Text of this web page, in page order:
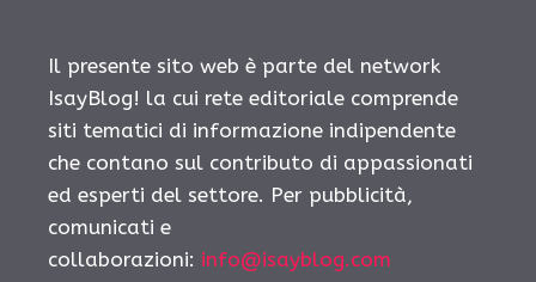
Il presente sito web è parte del network
IsayBlog! la cui rete editoriale comprende
siti tematici di informazione indipendente
che contano sul contributo di appassionati
ed esperti del settore. Per pubblicità,
comunicati e
collaborazioni: info@isayblog.com